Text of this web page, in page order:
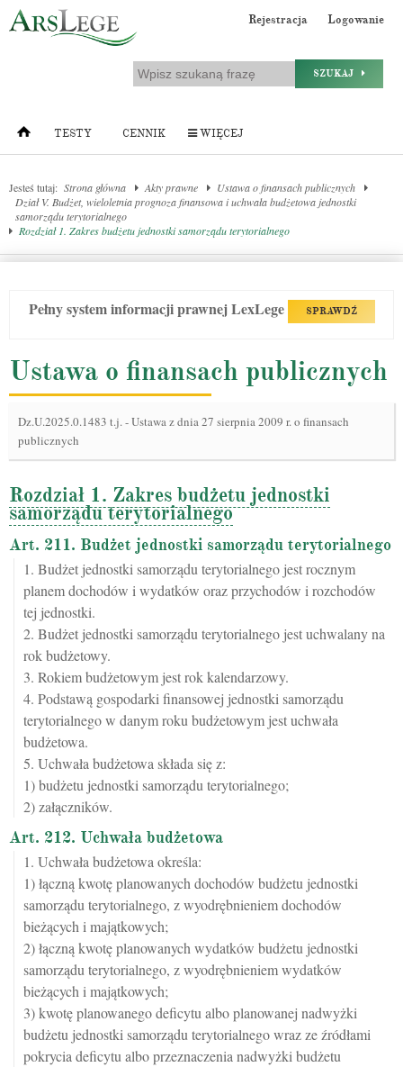
Rejestracja Logowanie
SZUKAJ
TESTY CENNIK WIĘCEJ
Jesteś tutaj: Strona główna Akty prawne
Ustawa o finansach publicznych
Dział V. Budżet, wieloletnia prognoza finansowa i uchwała budżetowa jednostki
samorządu terytorialnego
Rozdział 1. Zakres budżetu jednostki samorządu terytorialnego
Pełny system informacji prawnej LexLege SPRAWDŹ
Ustawa o finansach publicznych
Dz.U.2025.0.1483 t.j.-Ustawa z dnia 27 sierpnia 2009 r. o finansach
publicznych
Rozdział 1. Zakres budżetu jednostki
samorządu terytorialnego
Art. 211. Budżet jednostki samorządu terytorialnego
1. Budżet jednostki samorządu terytorialnego jest rocznym
planem dochodów i wydatków oraz przychodów i rozchodów
tej jednostki.
2. Budżet jednostki samorządu terytorialnego jest uchwalany na
rok budżetowy.
3. Rokiem budżetowym jest rok kalendarzowy.
4. Podstawą gospodarki finansowej jednostki samorządu
terytorialnego w danym roku budżetowym jest uchwała
budżetowa.
5. Uchwała budżetowa składa się z:
1) budżetu jednostki samorządu terytorialnego;
2) załączników.
Art. 212. Uchwała budżetowa
1. Uchwała budżetowa określa:
1) łączną kwotę planowanych dochodów budżetu jednostki
samorządu terytorialnego, z wyodrębnieniem dochodów
bieżących i majątkowych;
2) łączną kwotę planowanych wydatków budżetu jednostki
samorządu terytorialnego, z wyodrębnieniem wydatków
bieżących i majątkowych;
3) kwotę planowanego deficytu albo planowanej nadwyżki
budżetu jednostki samorządu terytorialnego wraz ze źródłami
pokrycia deficytu albo przeznaczenia nadwyżki budżetu